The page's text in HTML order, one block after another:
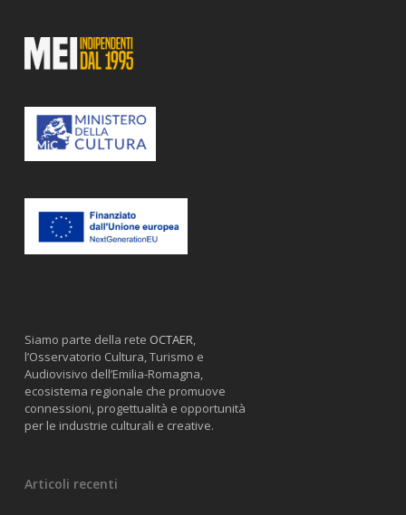
Siamo parte della rete OCTAER,
l’Osservatorio Cultura, Turismo e
Audiovisivo dell’Emilia-Romagna,
ecosistema regionale che promuove
connessioni, progettualità e opportunità
per le industrie culturali e creative.
Articoli recenti